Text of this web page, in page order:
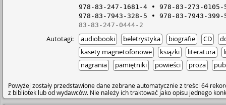
978-83-247-1681-4
978-83-273-0105-
978-83-7943-328-5
978-83-7943-399-
83-83-247-0444-2
Autotagi: audiobooki beletrystyka biografie CD
kasety magnetofonowe
książki literatura
nagrania
pamiętniki powieści proza
Powyżej zostały przedstawione dane zebrane automatycznie z treści 64
z bibliotek lub od wydawców. Nie należy ich traktować jako opisu jednego